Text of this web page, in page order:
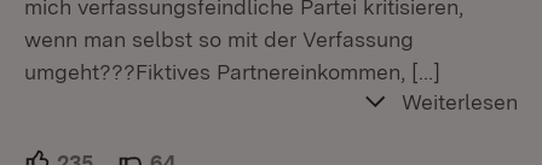
mich verfassungsfeindliche Partei kritisieren,
wenn man selbst so mit der Verfassung
umgeht???Fiktives Partnereinkommen, […]
Weiterlesen